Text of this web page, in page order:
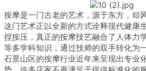
按摩是一门古老的艺术，源于东方，却
这门艺术正以全新的方式诠释现代健康
捏按压，真正的按摩技艺融合了人体力
等多学科知识，通过技师的双手转化为
石景山区的按摩行业近年来呈现出专业